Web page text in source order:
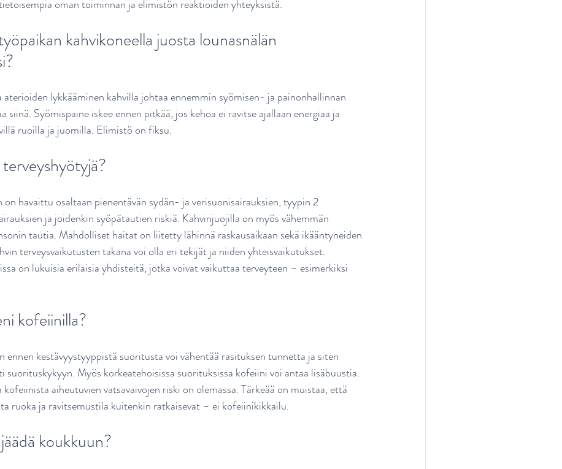
oman toiminnan ja elimistön reaktioiden yhteyksistä.
kahvikoneella juosta lounasnälän
aterioiden lykkääminen kahvilla johtaa ennemmin syömisen- ja painonhallinnan
siinä. Syömispaine iskee ennen pitkää, jos kehoa ei ravitse ajallaan energiaa ja
ruoilla ja juomilla. Elimistö on fiksu.
havaittu osaltaan pienentävän sydän- ja verisuonisairauksien, tyypin 2
ja joidenkin syöpätautien riskiä. Kahvinjuojilla on myös vähemmän
tautia. Mahdolliset haitat on liitetty lähinnä raskausaikaan sekä ikääntyneiden
terveysvaikutusten takana voi olla eri tekijät ja niiden yhteisvaikutukset.
on lukuisia erilaisia yhdisteitä, jotka voivat vaikuttaa terveyteen – esimerkiksi
kofeiinilla?
ennen kestävyystyyppistä suoritusta voi vähentää rasituksen tunnetta ja siten
suorituskykyyn. Myös korkeatehoisissa suorituksissa kofeiini voi antaa lisäbuustia.
kofeiinista aiheutuvien vatsavaivojen riski on olemassa. Tärkeää on muistaa, että
ruoka ja ravitsemustila kuitenkin ratkaisevat – ei kofeiinikikkailu.
koukkuun?